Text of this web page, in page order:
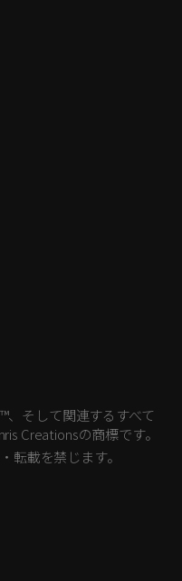
、そして関連するすべて
Creationsの商標です。
転載を禁じます。